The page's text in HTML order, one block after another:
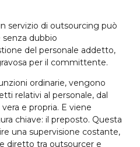
servizio di outsourcing può
senza dubbio
del personale addetto,
per il committente.
ordinarie, vengono
relativi al personale, dal
e propria. E viene
chiave: il preposto. Questa
una supervisione costante,
diretto tra outsourcer e